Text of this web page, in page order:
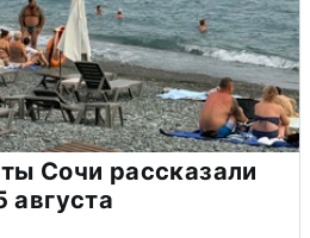
Сочи рассказали
августа